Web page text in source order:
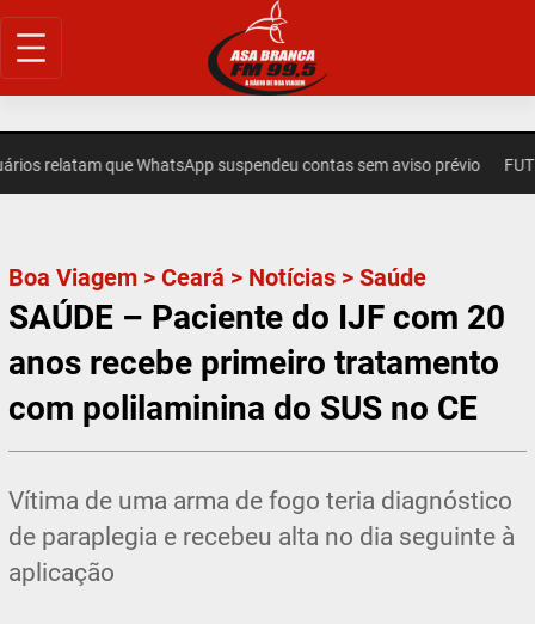
Pular
para
relatam que WhatsApp suspendeu contas sem aviso prévio
Boa Viagem >Ceará > Notícias >Saúde
SAÚDE – Paciente do IJF com 20
anos recebe primeiro tratamento
com polilaminina do SUS no CE
Vítima de uma arma de fogo teria diagnóstico
de paraplegia e recebeu alta no dia seguinte à
aplicação